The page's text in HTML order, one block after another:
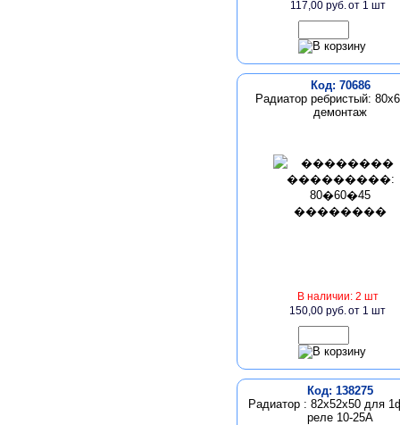
117,00 руб.от 1 шт
Код: 70686
Радиатор ребристый:
демонтаж
В наличии: 2 шт
150,00 руб.от 1 шт
Код: 138275
Радиатор : 82х52х50 для
реле 10-25А